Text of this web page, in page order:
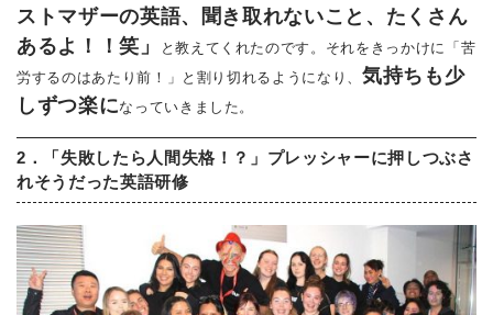
ストマザーの英語、聞き取れないこと、たくさん
あるよ！！笑」
と教えてくれたのです。それをきっかけに「苦
労するのはあたり前！」と割り切れるようになり、 気持ちも少
しずつ楽になっていきました。
2．「失敗したら人間失格！？」プレッシャーに押しつぶさ
れそうだった英語研修